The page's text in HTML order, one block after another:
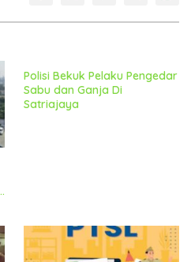
Polisi Bekuk Pelaku Pengedar
Sabu dan Ganja Di
Satriajaya